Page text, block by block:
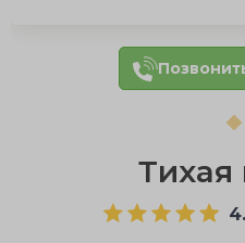
Тихая